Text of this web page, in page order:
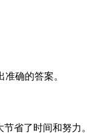
确的答案。
省了时间和努力。